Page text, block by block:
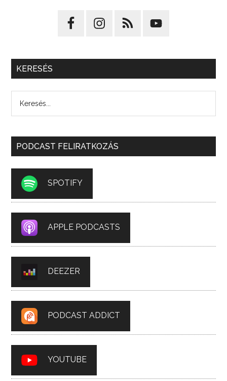
KERESÉS
PODCAST FELIRATKOZÁS
SPOTIFY
APPLE PODCASTS
DEEZER
PODCAST ADDICT
YOUTUBE